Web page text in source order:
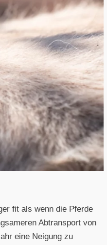
fit als wenn die Pferde
Abtransport von
eine Neigung zu